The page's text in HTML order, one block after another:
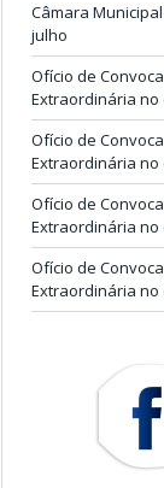
Câmara
julho
Ofício de
Extraordinária no
Ofício de
Extraordinária no
Ofício de
Extraordinária no
Ofício de
Extraordinária no